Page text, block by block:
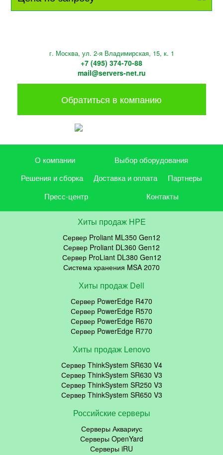
г. Москва, ул. 2-я Владимирская, 15, к. 1
+7 (495) 374-70-88
mail@servers-net.ru
Обратиться в компанию
О компании
Выбор оборудования
Решения и сборка
Доставка и оплата
Партнеры
Пресс-центр
Контакты
Хиты продаж HPE
Сервер Proliant ML350 Gen12
Сервер Proliant DL360 Gen12
Сервер ProLiant DL380 Gen12
Система хранения MSA 2070
Хиты продаж Dell
Сервер PowerEdge R470
Сервер PowerEdge R570
Сервер PowerEdge R670
Сервер PowerEdge R770
Хиты продаж Lenovo
Сервер ThinkSystem SR630 V4
Сервер ThinkSystem SR630 V3
Сервер ThinkSystem SR250 V3
Сервер ThinkSystem SR650 V3
Российские серверы
Серверы Аквариус
Серверы OpenYard
Серверы iRU